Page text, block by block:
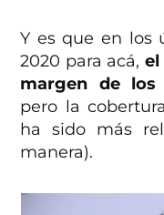
Y es que en los
2020 para acá, el
margen de los
pero la
ha sido más
manera).